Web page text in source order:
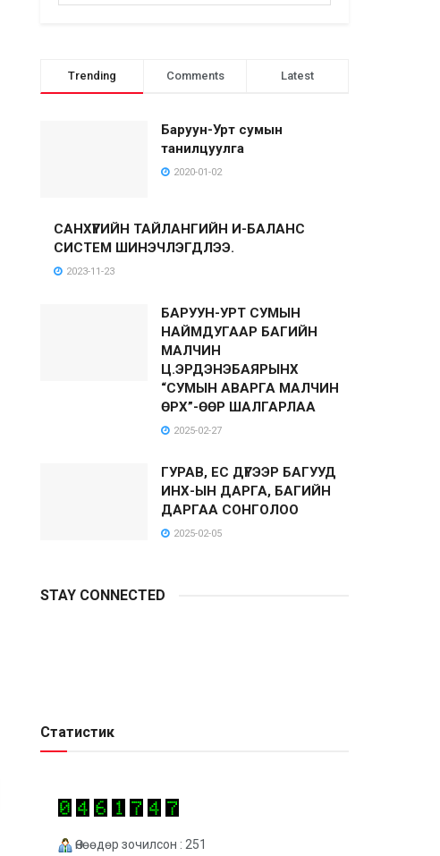
Trending Comments Latest
Баруун-Урт сумын
танилцуулга
2020-01-02
САНХҮҮГИЙН ТАЙЛАНГИЙН И-БАЛАНС
СИСТЕМ ШИНЭЧЛЭГДЛЭЭ.
2023-11-23
БАРУУН-УРТ СУМЫН
НАЙМДУГААР БАГИЙН
МАЛЧИН
Ц.ЭРДЭНЭБАЯРЫНХ
“СУМЫН АВАРГА МАЛЧИН
ӨРХ”-ӨӨР ШАЛГАРЛАА
2025-02-27
ГУРАВ, ЕС ДҮГЭЭР БАГУУД
ИНХ-ЫН ДАРГА, БАГИЙН
ДАРГАА СОНГОЛОО
2025-02-05
STAY CONNECTED
Статистик
Өнөөдөр зочилсон : 251